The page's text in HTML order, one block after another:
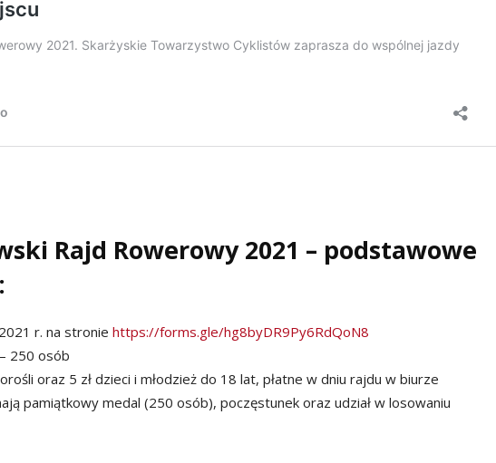
Rajd Rowerowy 2021 – podstawowe
r. na stronie https://forms.gle/hg8byDR9Py6RdQoN8
250 osób
oraz 5 zł dzieci i młodzież do 18 lat, płatne w dniu rajdu w biurze
pamiątkowy medal (250 osób), poczęstunek oraz udział w losowaniu